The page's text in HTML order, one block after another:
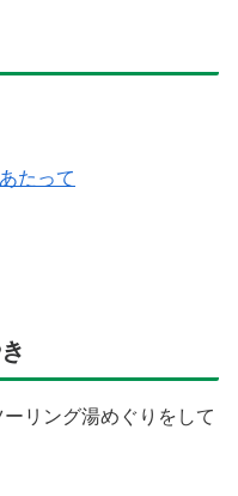
たって
リング湯めぐりをして